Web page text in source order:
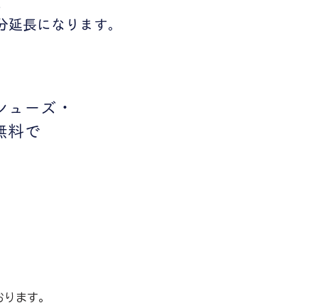
長になります。
ーズ・
料で
ます。